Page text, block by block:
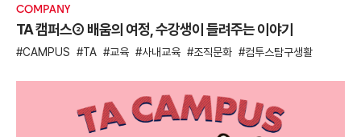
COMPANY
TA 캠퍼스② 배움의 여정, 수강생이 들려주는 이야기
CAMPUS TA 교육 사내교육 조직문화 컴투스탐구생활